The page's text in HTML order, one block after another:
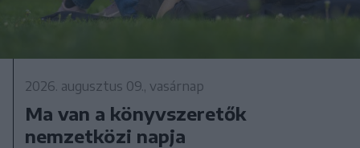
2026. augusztus 09., vasárnap
Ma van a könyvszeretők
nemzetközi napja